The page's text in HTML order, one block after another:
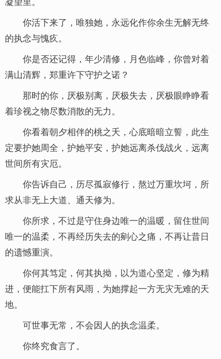
你活下来了，唯独她，永远化作你余生无解无终
的执念与愧疚。
你是否还记得，年少清修，月色临峰，你曾对着
满山清辉，郑重许下守护之诺？
那时的你，厌极别离，厌极失去，厌极眼睁睁看
着珍视之物尽数消散的无力。
你看着朝夕相伴的桃之夭，心底暗暗立誓，此生
定要护她周全，护她平安，护她远离杀伐战火，远离
世间所有灾厄。
你告诉自己，历尽孤寂修行，熬过万重坎坷，所
求从非无上大道、通天修为。
你所求，不过是守住身边唯一的温暖，留住世间
唯一的温柔，不再经历失去的剜心之痛，不再让昔日
的遗憾重演。
你何其笃定，何其执拗，以为道心坚定，修为精
进，便能扛下所有风雨，为她撑起一方无灾无难的天
地。
可世事无常，不会因人的执念温柔。
你终究食言了。